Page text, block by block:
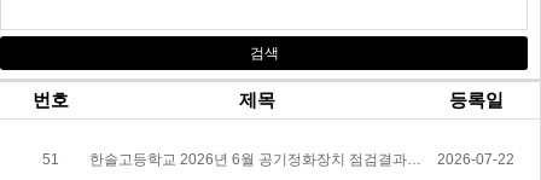
번호 제목 등록일
51 한솔고등학교 2026년 6월 공기정화장치 점검결과 공개 2026-07-22